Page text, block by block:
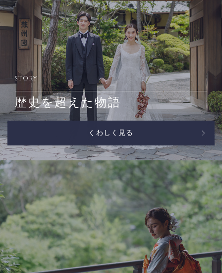
STORY
歴史を超えた物語
くわしく見る